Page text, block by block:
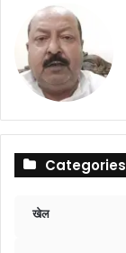
Categories
खेल